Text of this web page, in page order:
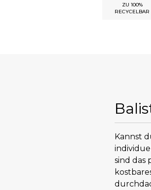
ZU 100%
RECYCELBAR
Kannst
sind das